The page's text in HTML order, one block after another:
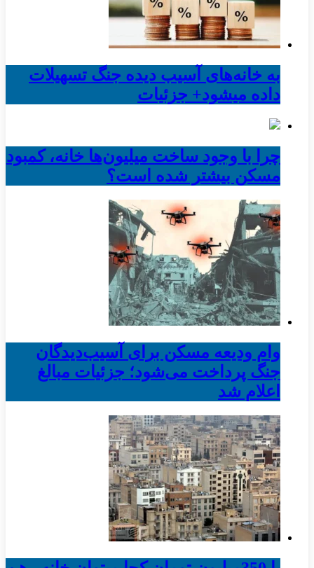
به خانه‌های آسیب دیده جنگ تسهیلات
داده میشود+ جزئیات
چرا با وجود ساخت میلیون‌ها خانه، کمبود
مسکن بیشتر شده است؟
وام ودیعه مسکن برای آسیب‌دیدگان
جنگ پرداخت می‌شود؛ جزئیات مبالغ
اعلام شد